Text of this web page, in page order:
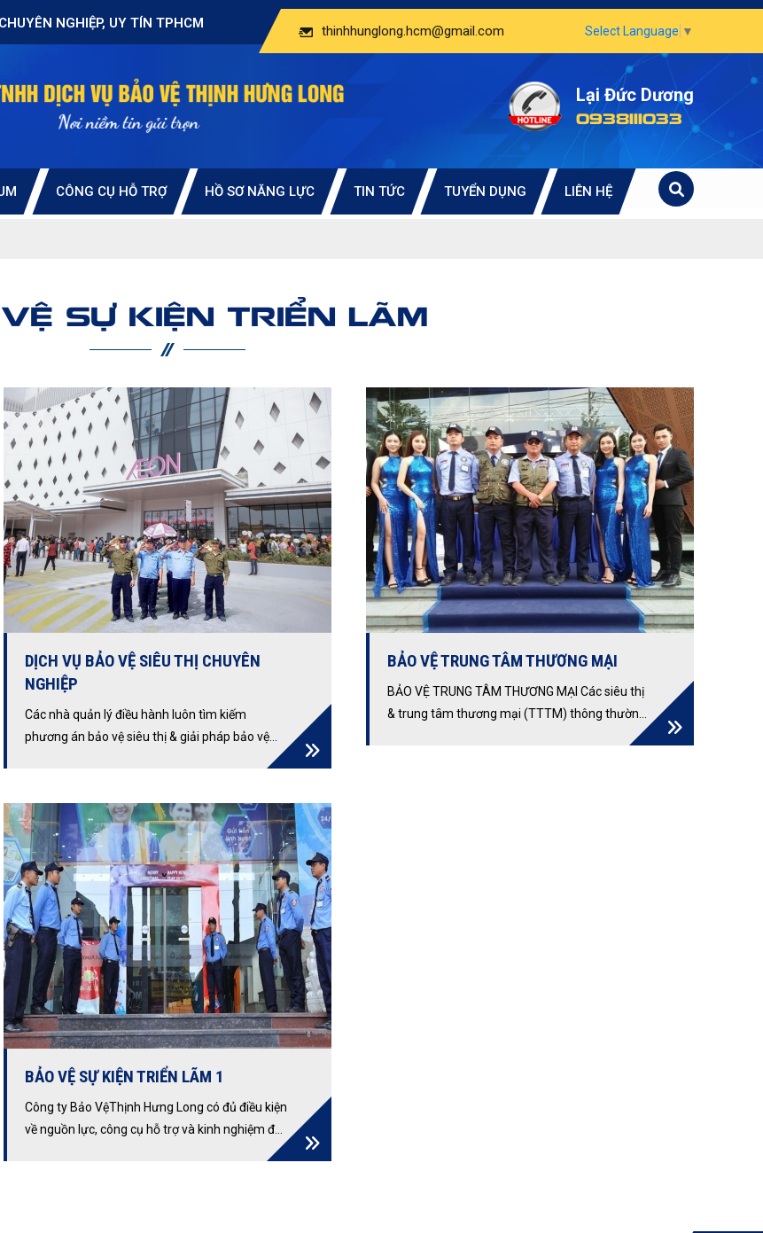
NGHIỆP, UY TÍN TPHCM thinhhunglong.hcm@gmail.com Select Language ▼
Lại Đức Dương
0938111033
CÔNG CỤ HỖ TRỢ HỒ SƠ NĂNG LỰC TIN TỨC TUYỂN DỤNG LIÊN HỆ
SỰ KIỆN TRIỂN LÃM
DỊCH VỤ BẢO VỆ SIÊU THỊ CHUYÊN
NGHIỆP
Các nhà quản lý điều hành luôn tìm kiếm
phương án bảo vệ siêu thị & giải pháp bảo vệ
BẢO VỆ TRUNG TÂM THƯƠNG MẠI
BẢO VỆ TRUNG TÂM THƯƠNG MẠI Các siêu thị
& trung tâm thương mại (TTTM) thông thường
được mở tại các vị trí trung tâm Thành phố, khu
BẢO VỆ SỰ KIỆN TRIỂN LÃM 1
Công ty Bảo VệThịnh Hưng Long có đủ điều kiện
về nguồn lực, công cụ hỗ trợ và kinh nghiệm để
triển khai bất cứ sự kiện nào trên toàn lãnh thổ